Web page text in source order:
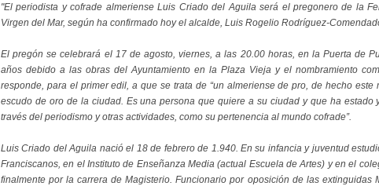
"El periodista y cofrade almeriense Luis Criado del Aguila será el pregonero de la
Virgen del Mar, según ha confirmado hoy el alcalde, Luis Rogelio Rodríguez-
El pregón se celebrará el 17 de agosto, viernes, a las 20.00 horas, en la Puerta de
años debido a las obras del Ayuntamiento en la Plaza Vieja y el nombramiento
responde, para el primer edil, a que se trata de “un almeriense de pro, de hecho este
escudo de oro de la ciudad. Es una persona que quiere a su ciudad y que ha estado
través del periodismo y otras actividades, como su pertenencia al mundo cofrade”.
Luis Criado del Aguila nació el 18 de febrero de 1.940. En su infancia y juventud
Franciscanos, en el Instituto de Enseñanza Media (actual Escuela de Artes) y en el
finalmente por la carrera de Magisterio. Funcionario por oposición de las extinguidas